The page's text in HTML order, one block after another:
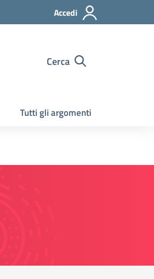
Accedi
Cerca
Tutti gli argomenti